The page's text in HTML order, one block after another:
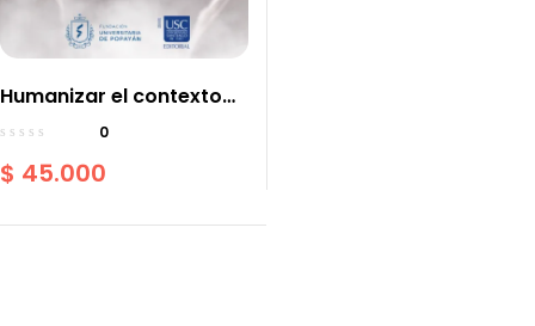
Humanizar el contexto
hospitalario Experiencias
mirada psicológica
0
$ 45.000